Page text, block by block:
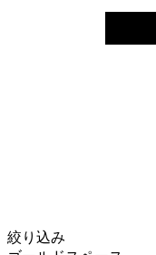
絞り込み